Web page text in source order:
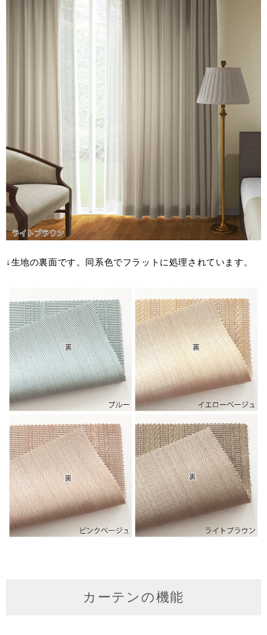
↓生地の裏面です。同系色でフラットに処理されています。
カーテンの機能